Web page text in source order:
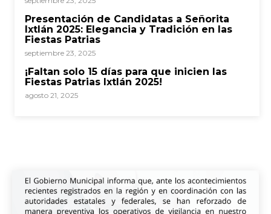
Presentación de Candidatas a Señorita
Ixtlán 2025: Elegancia y Tradición en las
Fiestas Patrias
septiembre 23, 2025
¡Faltan solo 15 días para que inicien las
Fiestas Patrias Ixtlán 2025!
agosto 21, 2025